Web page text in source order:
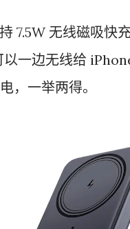
7.5W 无线磁吸快
一边无线给
，一举两得。